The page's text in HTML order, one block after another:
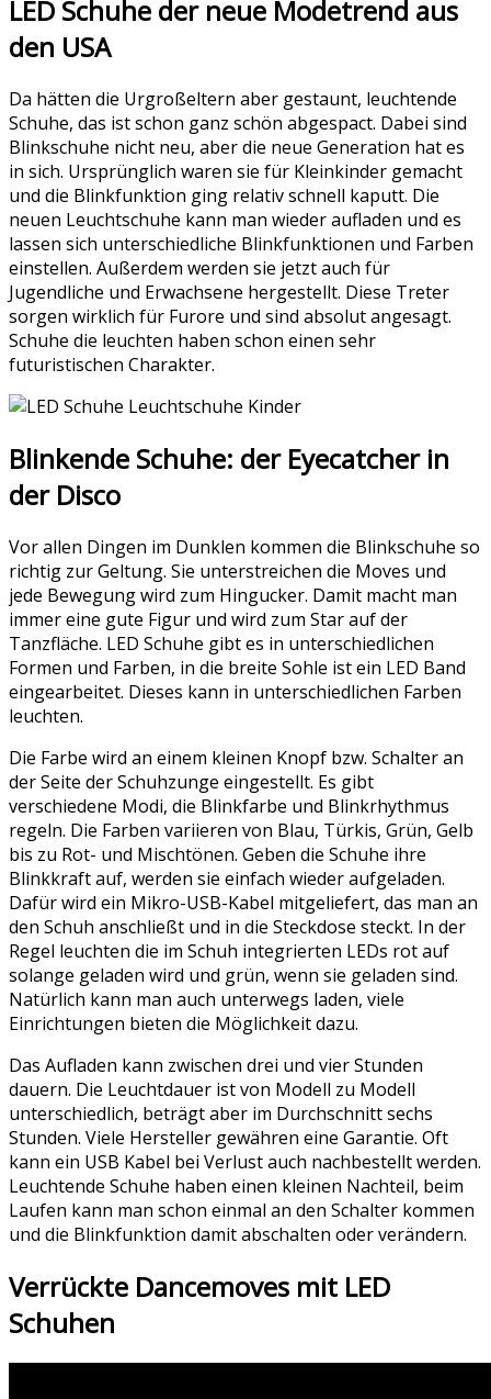
LED Schuhe der neue Modetrend aus
den USA
Da hätten die Urgroßeltern aber gestaunt, leuchtende
Schuhe, das ist schon ganz schön abgespact. Dabei sind
Blinkschuhe nicht neu, aber die neue Generation hat es
in sich. Ursprünglich waren sie für Kleinkinder gemacht
und die Blinkfunktion ging relativ schnell kaputt. Die
neuen Leuchtschuhe kann man wieder aufladen und es
lassen sich unterschiedliche Blinkfunktionen und Farben
einstellen. Außerdem werden sie jetzt auch für
Jugendliche und Erwachsene hergestellt. Diese Treter
sorgen wirklich für Furore und sind absolut angesagt.
Schuhe die leuchten haben schon einen sehr
futuristischen Charakter.
Blinkende Schuhe: der Eyecatcher in
der Disco
Vor allen Dingen im Dunklen kommen die Blinkschuhe so
richtig zur Geltung. Sie unterstreichen die Moves und
jede Bewegung wird zum Hingucker. Damit macht man
immer eine gute Figur und wird zum Star auf der
Tanzfläche. LED Schuhe gibt es in unterschiedlichen
Formen und Farben, in die breite Sohle ist ein LED Band
eingearbeitet. Dieses kann in unterschiedlichen Farben
leuchten.
Die Farbe wird an einem kleinen Knopf bzw. Schalter an
der Seite der Schuhzunge eingestellt. Es gibt
verschiedene Modi, die Blinkfarbe und Blinkrhythmus
regeln. Die Farben variieren von Blau, Türkis, Grün, Gelb
bis zu Rot- und Mischtönen. Geben die Schuhe ihre
Blinkkraft auf, werden sie einfach wieder aufgeladen.
Dafür wird ein Mikro-USB-Kabel mitgeliefert, das man an
den Schuh anschließt und in die Steckdose steckt. In der
Regel leuchten die im Schuh integrierten LEDs rot auf
solange geladen wird und grün, wenn sie geladen sind.
Natürlich kann man auch unterwegs laden, viele
Einrichtungen bieten die Möglichkeit dazu.
Das Aufladen kann zwischen drei und vier Stunden
dauern. Die Leuchtdauer ist von Modell zu Modell
unterschiedlich, beträgt aber im Durchschnitt sechs
Stunden. Viele Hersteller gewähren eine Garantie. Oft
kann ein USB Kabel bei Verlust auch nachbestellt werden.
Leuchtende Schuhe haben einen kleinen Nachteil, beim
Laufen kann man schon einmal an den Schalter kommen
und die Blinkfunktion damit abschalten oder verändern.
Verrückte Dancemoves mit LED
Schuhen